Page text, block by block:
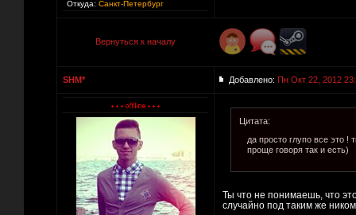
Откуда: Санкт-Петербург
Вернуться к началу
SHM* Добавлено: Пн Окт 22, 2012
Цитата:
да просто глупо все это
проще говоря так и есть)
Ты что не понимаешь, что
случайно под таким же